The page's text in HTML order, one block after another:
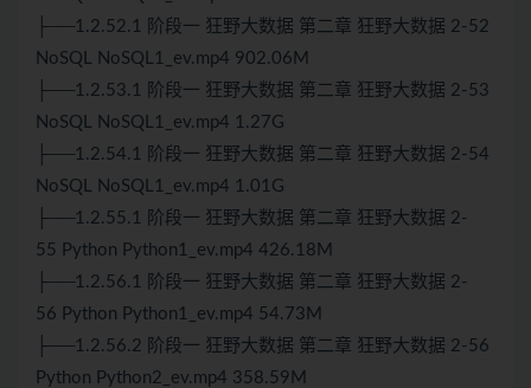
├──1.2.52.1 阶段一 狂野大数据 第二章 狂野大数据 2-52
NoSQL NoSQL1_ev.mp4 902.06M
├──1.2.53.1 阶段一 狂野大数据 第二章 狂野大数据 2-53
NoSQL NoSQL1_ev.mp4 1.27G
├──1.2.54.1 阶段一 狂野大数据 第二章 狂野大数据 2-54
NoSQL NoSQL1_ev.mp4 1.01G
├──1.2.55.1 阶段一 狂野大数据 第二章 狂野大数据 2-
55 Python Python 1_ev.mp4 426.18M
├──1.2.56.1 阶段一 狂野大数据 第二章 狂野大数据 2-
56 Python Python1_ev.mp4 54.73M
├──1.2.56.2 阶段一 狂野大数据 第二章 狂野大数据 2-56
Python Python2_ev.mp4 358.59M